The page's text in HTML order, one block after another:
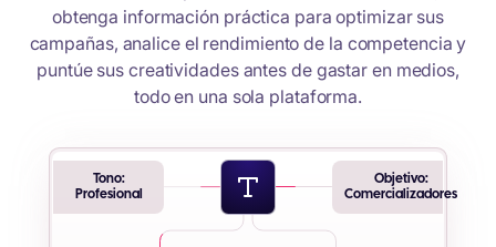
obtenga información práctica para optimizar sus
campañas, analice el rendimiento de la competencia y
puntúe sus creatividades antes de gastar en medios,
todo en una sola plataforma.
Tono:
Profesional
Objetivo:
Comercializadores